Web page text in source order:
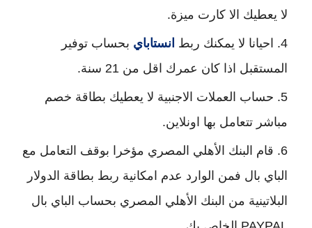
لا يعطيك الا كارت ميزة.
احيانا لا يمكنك ربط انستاباي بحساب توفير
المستقبل اذا كان عمرك اقل من 21 سنة.
حساب العملات الاجنبية لا يعطيك بطاقة خصم
مباشر تتعامل بها اونلاين.
قام البنك الأهلي المصري مؤخرا بوقف التعامل مع
الباي بال فمن الوارد عدم امكانية ربط بطاقة الدولار
البلاتينية من البنك الأهلي المصري بحساب الباي بال